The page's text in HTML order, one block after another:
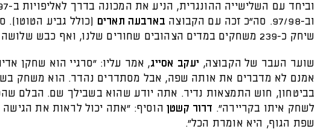
וביחד עם
וב-97/98. סה"כ זכה עם הקבוצה
בארבעה תארים (כולל גביע הטוטו).
שיחק כ-239 משחקים במדים הצהובים שחורים שלנו, ואף כבש שלושה שערים.
שוער העבר של הקבוצה, יעקב אסייג, אמר עליו: "סרגיי הוא שחקן
אמנם לא מדברים את אותה שפה, אבל מסתדרים נהדר. הוא משחק
בביטחון, חוש התמצאות נדיר. אתה יודע שהוא בשבילך שם. הבלם
לשחק איתו בקריירה". דרור קשטןהוסיף: "אתה יכול לראות את
שפת הגוף, היא אומרת הכל".